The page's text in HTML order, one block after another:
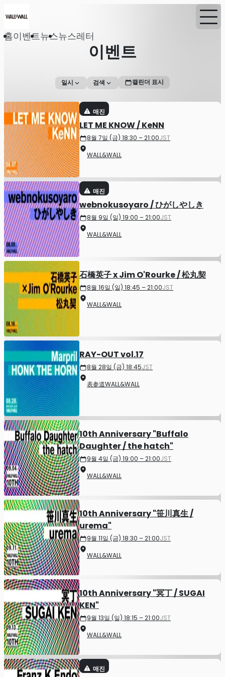
홈이벤트뉴스뉴스레터
이벤트
일시 검색 캘린더 표시
매진
LET ME KNOW / KeNN
8월 7일 (금) 18:30 – 21:00JST
WALL&WALL
매진
webnokusoyaro / ひがしやしき
8월 9일 (일) 19:00 – 21:00JST
WALL&WALL
石橋英子 x Jim O'Rourke / 松丸契
8월 16일 (일) 18:45 – 21:00JST
WALL&WALL
RAY-OUT vol.17
8월 28일 (금) 18:45JST
表参道WALL&WALL
10th Anniversary "Buffalo
Daughter / the hatch"
9월 4일 (금) 19:00 – 21:00JST
WALL&WALL
10th Anniversary "笹川真生 /
urema"
9월 11일 (금) 18:30 – 21:00JST
WALL&WALL
10th Anniversary "冥丁 / SUGAI
KEN"
9월 13일 (일) 18:15 – 21:00JST
WALL&WALL
매진